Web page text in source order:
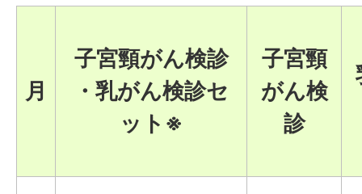
月
子宮頸がん検診
・乳がん検診セ
ット※
子宮頸
がん検
診